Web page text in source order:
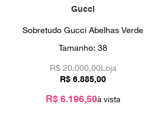
Gucci
Sobretudo Gucci Abelhas Verde
Tamanho: 38
R$ 20.000,00Loja
R$ 6.885,00
R$ 6.196,50